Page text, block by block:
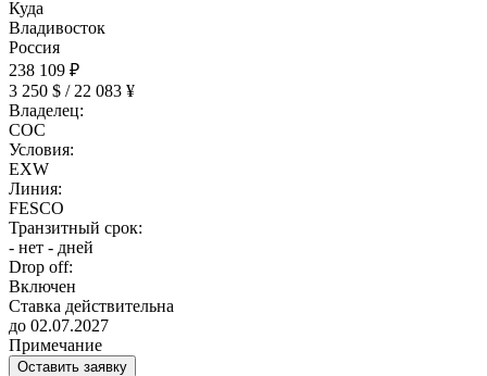
Куда
Владивосток
Россия
238 109 ₽
3 250 $ / 22 083 ¥
Владелец:
COC
Условия:
EXW
Линия:
FESCO
Транзитный срок:
- нет - дней
Drop off:
Включен
Ставка действительна
до 02.07.2027
Примечание
Оставить заявку